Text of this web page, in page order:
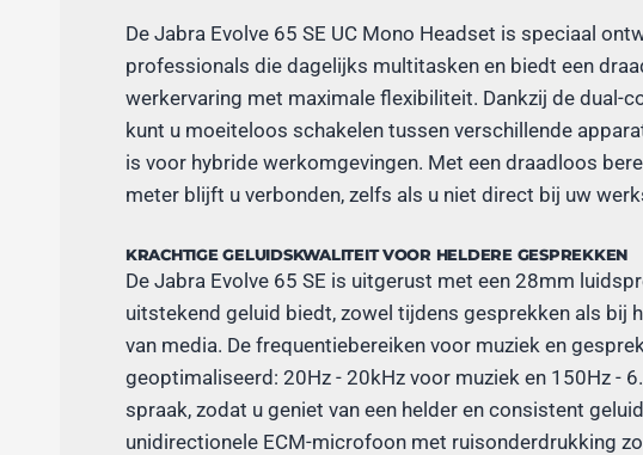
De Jabra Evolve 65 SE UC Mono Headset is speciaal
professionals die dagelijks multitasken en biedt een
werkervaring met maximale flexibiliteit. Dankzij de dual-
kunt u moeiteloos schakelen tussen verschillende
is voor hybride werkomgevingen. Met een draadloos
meter blijft u verbonden, zelfs als u niet direct bij uw
KRACHTIGE GELUIDSKWALITEIT VOOR HELDERE GESPREKKEN
De Jabra Evolve 65 SE is uitgerust met een 28mm
uitstekend geluid biedt, zowel tijdens gesprekken als bij
van media. De frequentiebereiken voor muziek en
geoptimaliseerd: 20Hz - 20kHz voor muziek en 150Hz -
spraak, zodat u geniet van een helder en consistent
unidirectionele ECM-microfoon met ruisonderdrukking